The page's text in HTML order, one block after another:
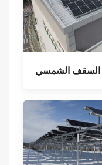
السقف الشمسي